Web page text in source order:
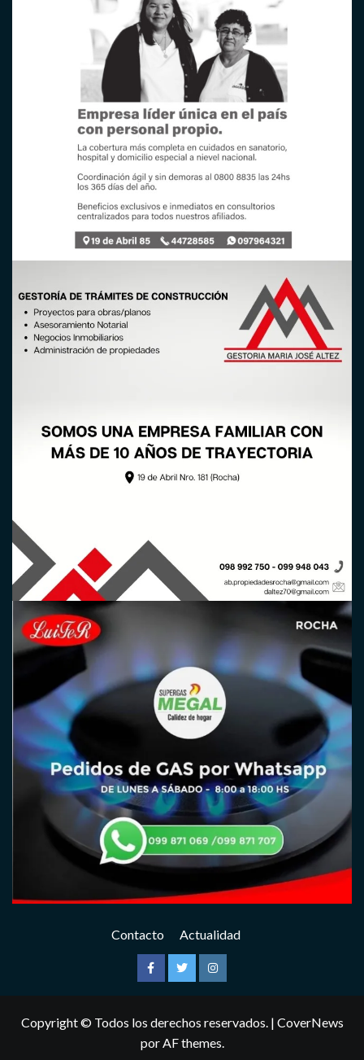
Contacto Actualidad
FacebookTwitterInstagram
Copyright © Todos los derechos reservados. | CoverNews
por AF themes.